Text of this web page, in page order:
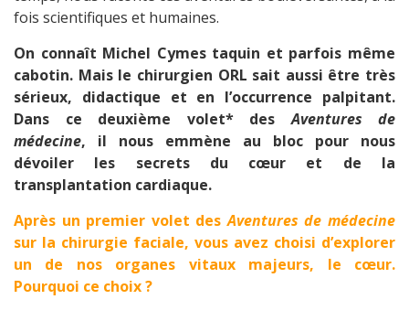
fois scientifiques et humaines.
On connaît Michel Cymes taquin et parfois même
cabotin. Mais le chirurgien ORL sait aussi être très
sérieux, didactique et en l’occurrence palpitant.
Dans ce deuxième volet* desAventures de
médecine, il nous emmène au bloc pour nous
dévoiler les secrets du cœur et de la
transplantation cardiaque.
Après un premier volet desAventures de médecine
sur la chirurgie faciale, vous avez choisi d’explorer
un de nos organes vitaux majeurs, le cœur.
Pourquoi ce choix ?